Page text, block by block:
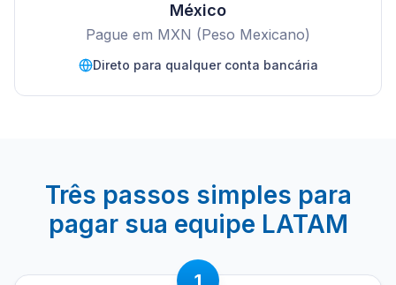
México
Pague em MXN (Peso Mexicano)
Direto para qualquer conta bancária
Três passos simples para
pagar sua equipe LATAM
1